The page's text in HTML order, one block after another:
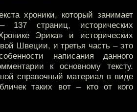
хроники, который занимает
137 страниц, исторических
Эрика» и исторических
Швеции, и третья часть – это
написания данного
к основному тексту.
справочный материал в виде
таких вот – кто от кого